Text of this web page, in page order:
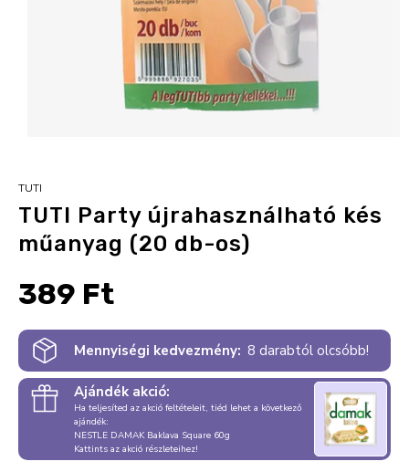
TUTI
TUTI Party újrahasználható kés
műanyag (20 db-os)
389 Ft
Mennyiségi kedvezmény: 8 darabtól olcsóbb!
Ajándék akció:
Ha teljesíted az akció feltételeit, tiéd lehet a következő
ajándék:
NESTLE DAMAK Baklava Square 60g
Kattints az akció részleteihez!